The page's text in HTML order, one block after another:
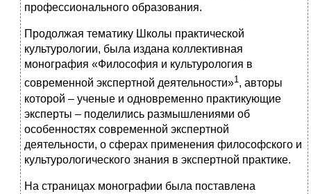
профессионального образования.
Продолжая тематику Школы практической
культурологии, была издана коллективная
монография «Философия и культурология в
современной экспертной деятельности»1, авторы
которой – ученые и одновременно практикующие
эксперты – поделились размышлениями об
особенностях современной экспертной
деятельности, о сферах применения философского и
культурологического знания в экспертной практике.
На страницах монографии была поставлена